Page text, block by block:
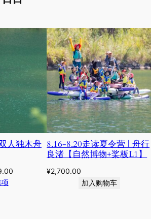
人独木舟 8.16-8.20走读夏令营 | 舟行
良渚【自然博物+桨板L1】
¥2,700.00
加入购物车